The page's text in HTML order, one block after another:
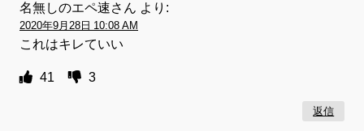
名無しのエペ速さん より:
2020年9月28日 10:08 AM
これはキレていい
41 3
返信